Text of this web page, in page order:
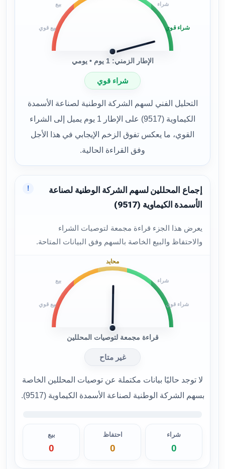
بيع قوي
بيع شراء
شراء قوي
الإطار الزمني: 1 يوم • يومي
شراء قوي
التحليل الفني لسهم الشركة الوطنية لصناعة الأسمدة
الكيماوية (9517) على الإطار 1 يوم يميل إلى الشراء
القوي، ما يعكس تفوق الزخم الإيجابي في هذا الأجل
وفق القراءة الحالية.
إجماع المحللين لسهم الشركة الوطنية لصناعة
الأسمدة الكيماوية (9517)
يعرض هذا الجزء قراءة مجمعة لتوصيات الشراء
والاحتفاظ والبيع الخاصة بالسهم وفق البيانات المتاحة.
!
بيع قوي
بيع
محايد
شراء
شراء قوي
قراءة مجمعة لتوصيات المحللين
غير متاح
لا توجد حاليًا بيانات مكتملة عن توصيات المحللين الخاصة
بسهم الشركة الوطنية لصناعة الأسمدة الكيماوية (9517).
شراء
0
احتفاظ
0
بيع
0